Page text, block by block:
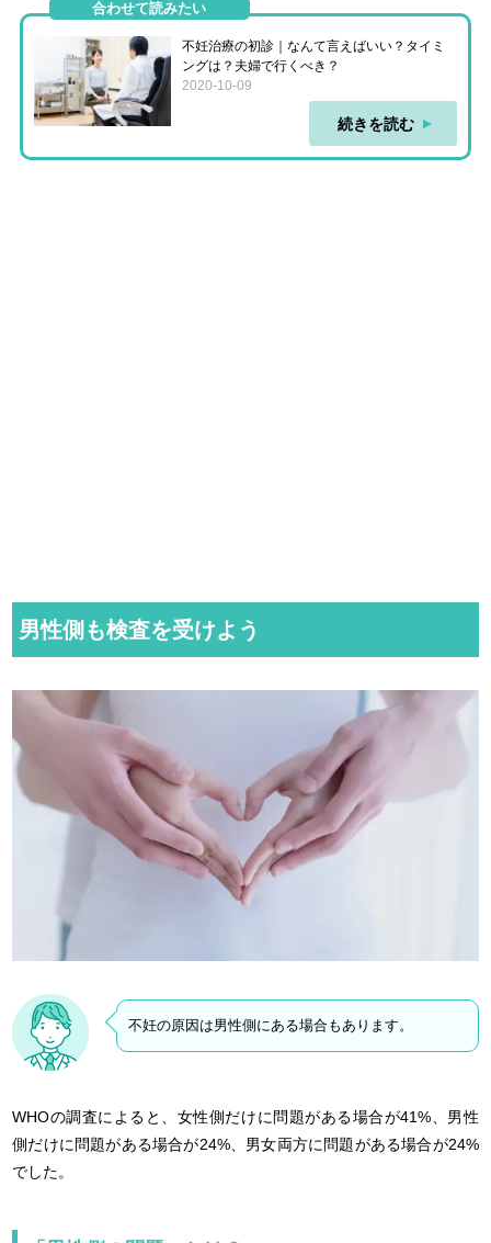
合わせて読みたい
不妊治療の初診｜なんて言えばいい？タイミ
ングは？夫婦で行くべき？
2020-10-09
続きを読む
男性側も検査を受けよう
不妊の原因は男性側にある場合もあります。
WHOの調査によると、女性側だけに問題がある場合が41%、男性
側だけに問題がある場合が24%、男女両方に問題がある場合が24%
でした。